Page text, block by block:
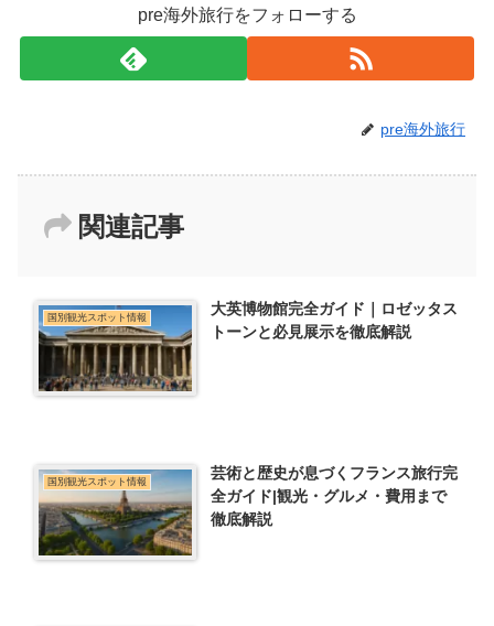
pre海外旅行をフォローする
pre海外旅行
関連記事
国別観光スポット情報
大英博物館完全ガイド｜ロゼッタス
トーンと必見展示を徹底解説
国別観光スポット情報
芸術と歴史が息づくフランス旅行完
全ガイド|観光・グルメ・費用まで
徹底解説